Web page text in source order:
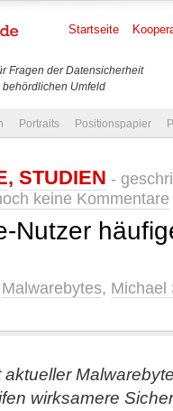
Fragen der Datensicherheit
Umfeld
Startseite
Portraits Positionspapier
, STUDIEN -
keine Kommentare
Nutzer
Malwarebytes, Michael
aktueller
wirksamere